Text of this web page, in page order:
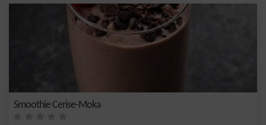
Smoothie Cerise-Moka